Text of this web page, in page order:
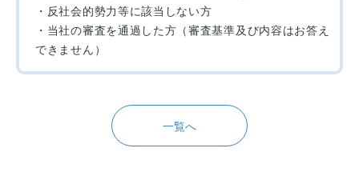
・反社会的勢力等に該当しない方
・当社の審査を通過した方（審査基準及び内容はお答え
できません）
一覧へ